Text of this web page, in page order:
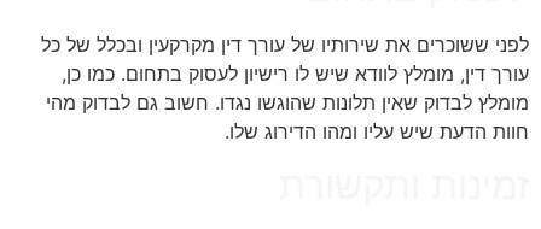
לפני ששוכרים את שירותיו של עורך דין מקרקעין ובכלל של כל
עורך דין, מומלץ לוודא שיש לו רישיון לעסוק בתחום. כמו כן,
מומלץ לבדוק שאין תלונות שהוגשו נגדו. חשוב גם לבדוק מהי
חוות הדעת שיש עליו ומהו הדירוג שלו.